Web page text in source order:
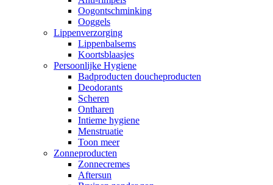
Oogontschminking
Ooggels
Lippenverzorging
Lippenbalsems
Koortsblaasjes
Persoonlijke Hygiene
Badproducten doucheproducten
Deodorants
Scheren
Ontharen
Intieme hygiene
Menstruatie
Toon meer
Zonneproducten
Zonnecremes
Aftersun